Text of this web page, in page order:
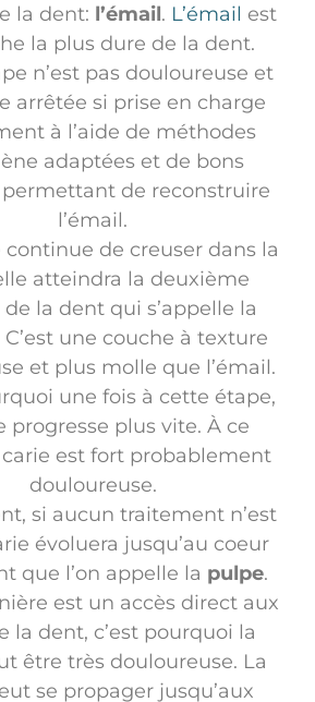
la dent: l’émail. L’émail est
la plus dure de la dent.
n’est pas douloureuse et
arrêtée si prise en charge
à l’aide de méthodes
adaptées et de bons
de reconstruire
l’émail.
continue de creuser dans la
atteindra la deuxième
la dent qui s’appelle la
C’est une couche à texture
et plus molle que l’émail.
une fois à cette étape,
progresse plus vite. À ce
est fort probablement
douloureuse.
si aucun traitement n’est
évoluera jusqu’au coeur
que l’on appelle la pulpe.
est un accès direct aux
la dent, c’est pourquoi la
être très douloureuse. La
se propager jusqu’aux